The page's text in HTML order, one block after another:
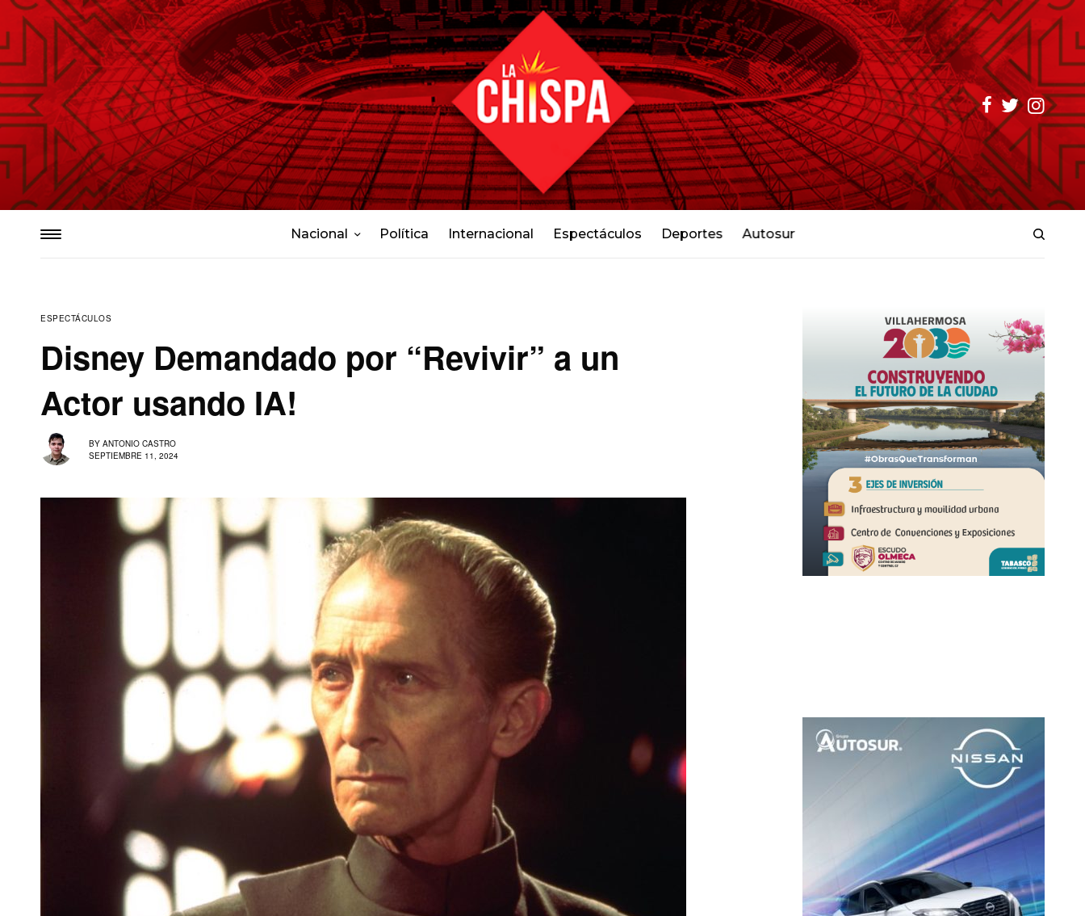
Nacional Política Internacional Espectáculos Deportes Autosur
ESPECTÁCULOS
Disney Demandado por “Revivir” a un
Actor usando IA!
BY ANTONIO CASTRO
SEPTIEMBRE 11, 2024